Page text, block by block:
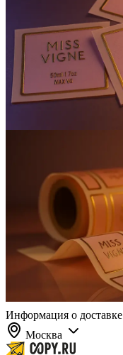
Информация о доставке
Москва